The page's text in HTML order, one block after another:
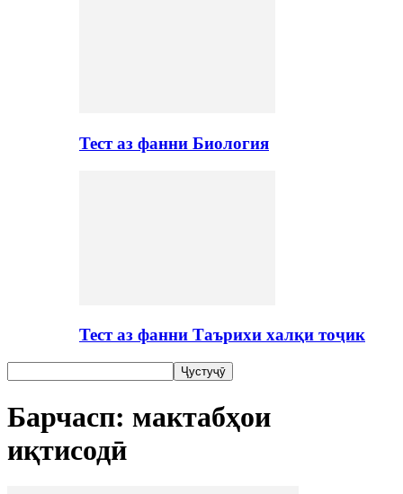
Тест аз фанни Биология
Тест аз фанни Таърихи халқи тоҷик
Барчасп: мактабҳои
иқтисодӣ